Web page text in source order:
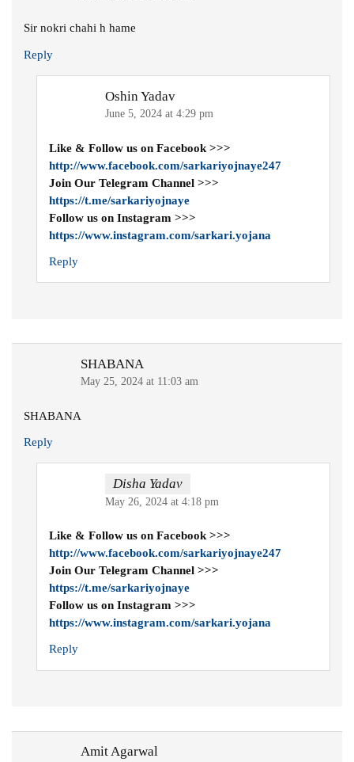
Sir nokri chahi h hame
Reply
Oshin Yadav
June 5, 2024 at 4:29 pm
Like & Follow us on Facebook >>>
http://www.facebook.com/sarkariyojnaye247
Join Our Telegram Channel >>>
https://t.me/sarkariyojnaye
Follow us on Instagram >>>
https://www.instagram.com/sarkari.yojana
Reply
SHABANA
May 25, 2024 at 11:03 am
SHABANA
Reply
Disha Yadav
May 26, 2024 at 4:18 pm
Like & Follow us on Facebook >>>
http://www.facebook.com/sarkariyojnaye247
Join Our Telegram Channel >>>
https://t.me/sarkariyojnaye
Follow us on Instagram >>>
https://www.instagram.com/sarkari.yojana
Reply
Amit Agarwal